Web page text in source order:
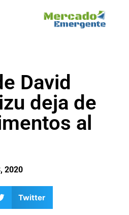
David
deja de
al
2020
Twitter